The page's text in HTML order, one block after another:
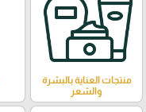
منتجات العناية بالبشرة
والشعر